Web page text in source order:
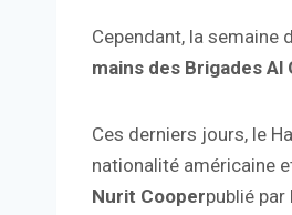
Cependant, la semaine
mains des Brigades
Ces derniers jours, le
nationalité américaine
Nurit Cooperpublié par